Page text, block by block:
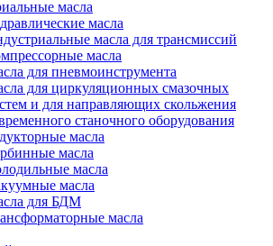
масла
масла
масла для трансмиссий
масла
для пневмоинструмента
для циркуляционных смазочных
и для направляющих скольжения
станочного оборудования
масла
масла
масла
масла
для БДМ
масла